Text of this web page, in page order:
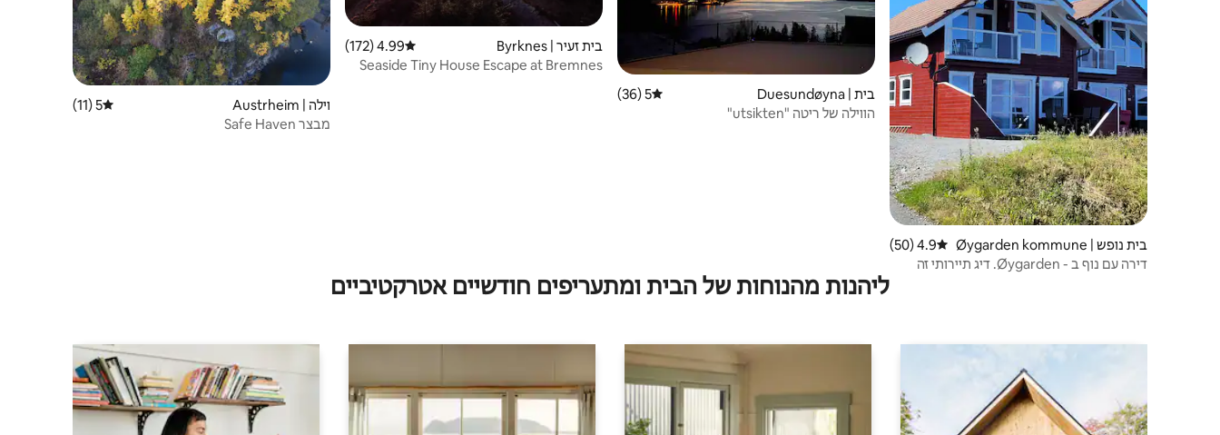
בית נופש | Øygarden kommune דירוג ממוצע של 4.9 מתוך 5, 50 ביקורות
4.9 (50)
דירה עם נוף ב - Øygarden. דיג תיירותי זה
בית | Duesundøyna דירוג ממוצע של 5 מתוך 5, 36 ביקורות
5 (36)
הווילה של ריטה "utsikten"
בית זעיר | Byrknes דירוג ממוצע של 4.99 מתוך 5, 172 ביקורות
4.99 (172)
Seaside Tiny House Escape at Bremnes
וילה | Austrheim דירוג ממוצע של 5 מתוך 5, 11 ביקורות
5 (11)
מבצר Safe Haven
ליהנות מהנוחות של הבית ומתעריפים חודשיים אטרקטיביים